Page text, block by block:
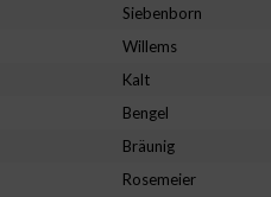
Siebenborn
Willems
Kalt
Bengel
Bräunig
Rosemeier